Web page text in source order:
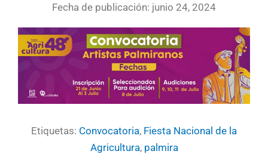
Fecha de publicación: junio 24, 2024
Etiquetas: Convocatoria, Fiesta Nacional de la
Agricultura, palmira